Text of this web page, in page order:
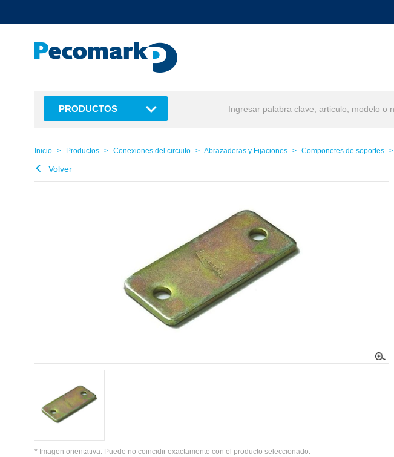
PRODUCTOS
Inicio Productos Conexiones del circuito Abrazaderas y Fijaciones Componetes de soportes
Volver
* Imagen orientativa. Puede no coincidir exactamente con el producto seleccionado.